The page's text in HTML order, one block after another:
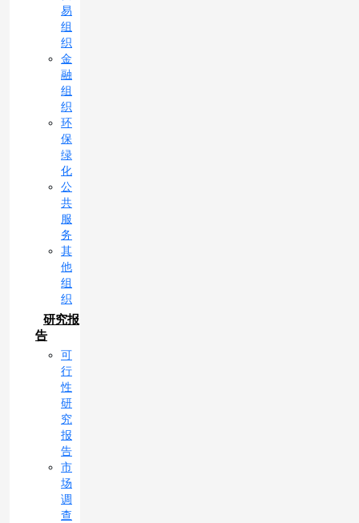
易
组
织
金
融
组
织
环
保
绿
化
公
共
服
务
其
他
组
织
研究报
告
可
行
性
研
究
报
告
市
场
调
查